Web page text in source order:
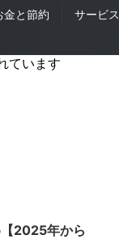
金と節約 サービス
ています
2025年から